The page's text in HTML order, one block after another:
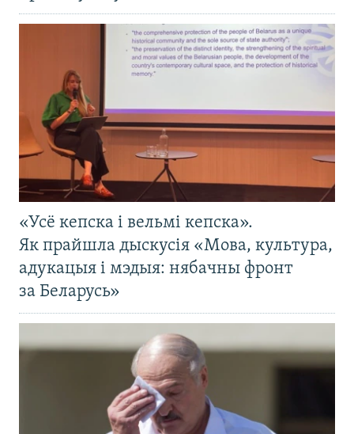
«Усё кепска і вельмі кепска».
Як прайшла дыскусія «Мова, культура,
адукацыя і мэдыя: нябачны фронт
за Беларусь»